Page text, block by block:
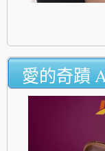
愛的奇蹟